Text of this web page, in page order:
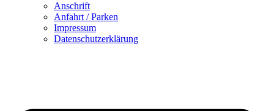
Anschrift
Anfahrt / Parken
Impressum
Datenschutzerklärung